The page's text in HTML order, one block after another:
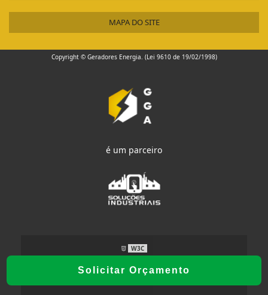
Solicitar Orçamento
MAPA DO SITE
Copyright © Geradores Energia. (Lei 9610 de 19/02/1998)
é um parceiro
W3C